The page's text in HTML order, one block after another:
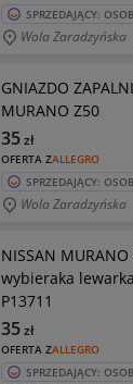
SPRZEDAJĄCY:
Wola Zaradzyńska
GNIAZDO
MURANO Z50
OFERTA ZALLEGRO
35zł
SPRZEDAJĄCY:
Wola Zaradzyńska
NISSAN
wybieraka
P13711
OFERTA ZALLEGRO
35zł
SPRZEDAJĄCY: